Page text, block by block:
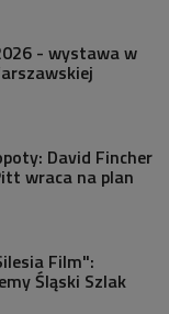
- wystawa w
David Fincher
wraca na plan
Film":
Śląski Szlak